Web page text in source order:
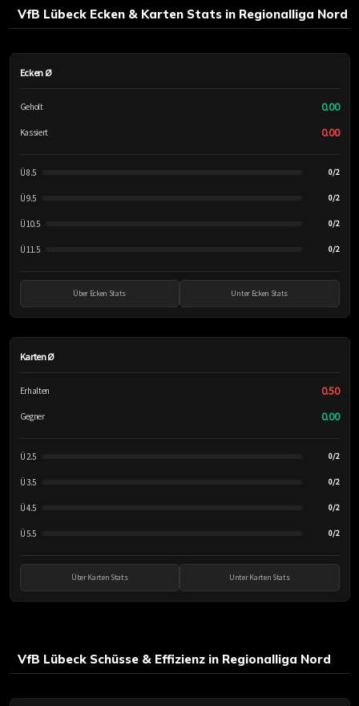
VfB Lübeck Ecken & Karten Stats in Regionalliga Nord
Ecken Ø
Geholt 0.00
Kassiert 0.00
Ü 8.5 0/2
Ü 9.5 0/2
Ü 10.5 0/2
Ü 11.5 0/2
Über Ecken Stats Unter Ecken Stats
Karten Ø
Erhalten 0.50
Gegner 0.00
Ü 2.5 0/2
Ü 3.5 0/2
Ü 4.5 0/2
Ü 5.5 0/2
Über Karten Stats Unter Karten Stats
VfB Lübeck Schüsse & Effizienz in Regionalliga Nord